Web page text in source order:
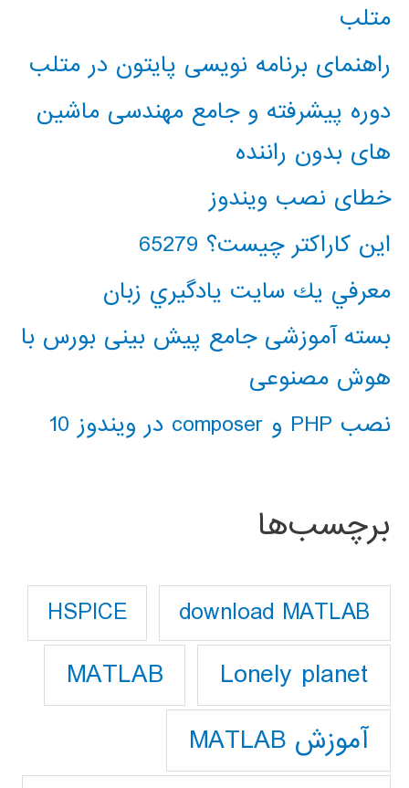
متلب
راهنمای برنامه نویسی پایتون در متلب
دوره پیشرفته و جامع مهندسی ماشین
های بدون راننده
خطای نصب ویندوز
این کاراکتر چیست؟ 65279
معرفي يك سايت يادگيري زبان
بسته آموزشی جامع پیش بینی بورس با
هوش مصنوعی
نصب PHP و composer در ویندوز 10
برچسب‌ها
download MATLAB
HSPICE
Lonely planet
MATLAB
آموزش MATLAB